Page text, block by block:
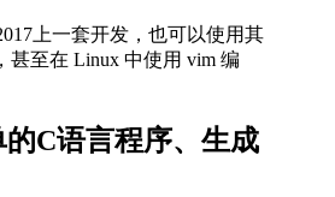
上一套开发，也可以使用其
甚至在 Linux 中使用 vim 编
C语言程序、生成